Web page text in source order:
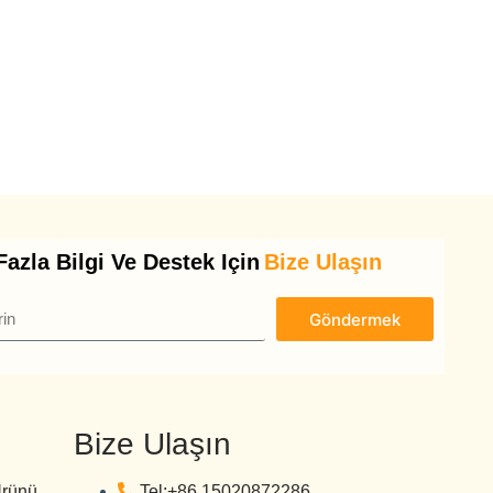
Bilgi Ve Destek Için Bize Ulaşın
Göndermek
Bize Ulaşın